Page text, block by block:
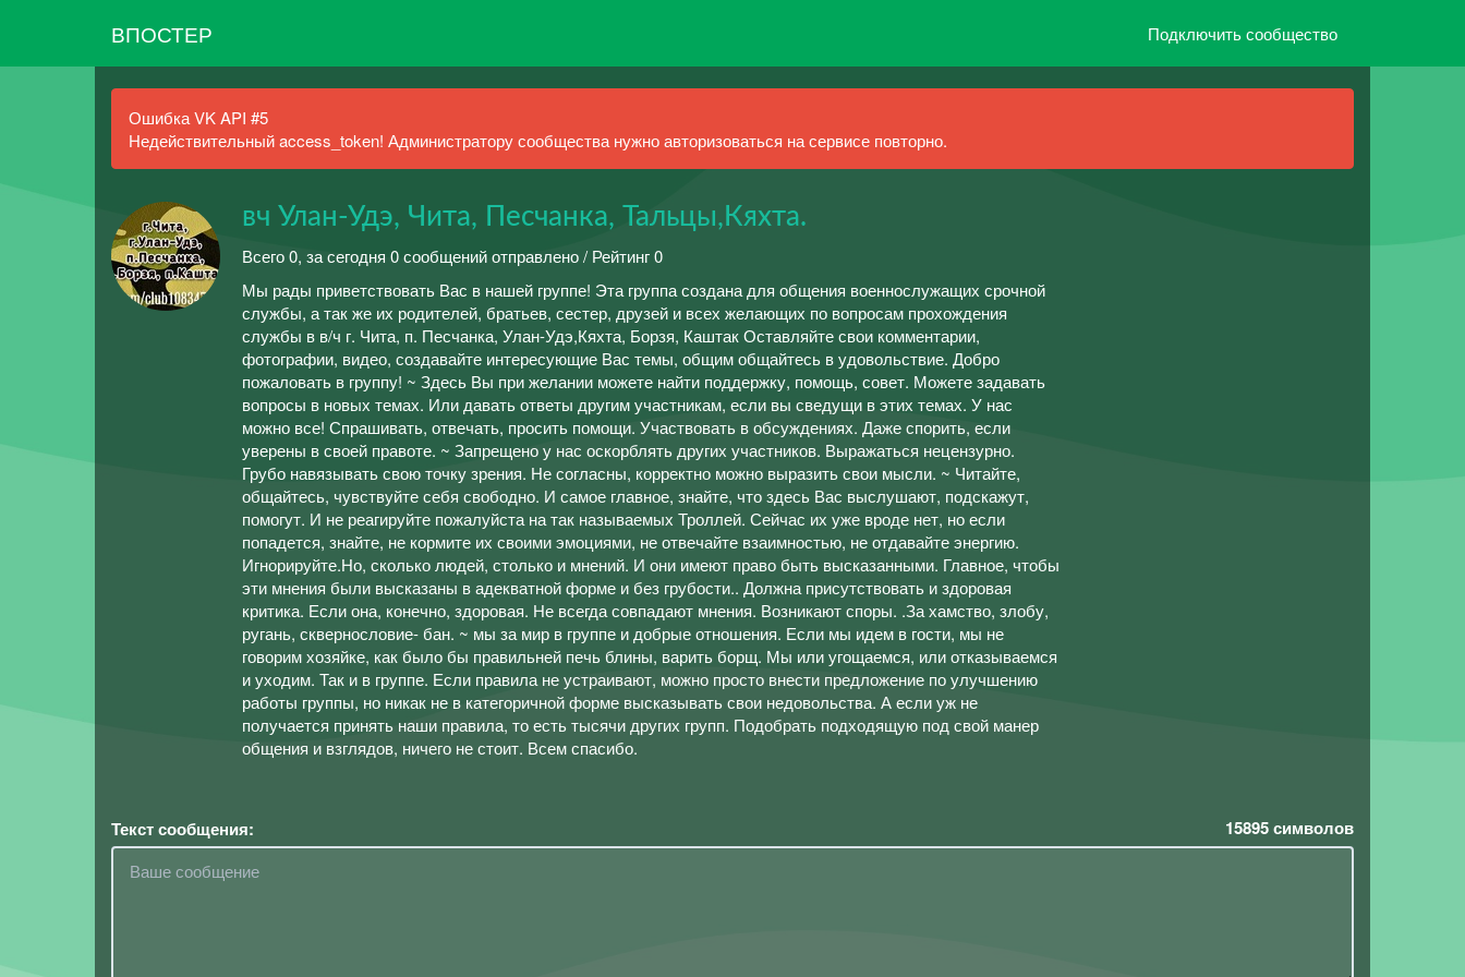
ВПОСТЕР Подключить сообщество
Ошибка VK API #5
Недействительный access_token! Администратору сообщества нужно авторизоваться на сервисе повторно.
вч Улан-Удэ, Чита, Песчанка, Тальцы,Кяхта.
Всего 0, за сегодня 0 сообщений отправлено / Рейтинг 0
Мы рады приветствовать Вас в нашей группе! Эта группа создана для общения военнослужащих срочной
службы, а так же их родителей, братьев, сестер, друзей и всех желающих по вопросам прохождения
службы в в/ч г. Чита, п. Песчанка, Улан-Удэ,Кяхта, Борзя, Каштак Оставляйте свои комментарии,
фотографии, видео, создавайте интересующие Вас темы, общим общайтесь в удовольствие. Добро
пожаловать в группу! ~ Здесь Вы при желании можете найти поддержку, помощь, совет. Можете задавать
вопросы в новых темах. Или давать ответы другим участникам, если вы сведущи в этих темах. У нас
можно все! Спрашивать, отвечать, просить помощи. Участвовать в обсуждениях. Даже спорить, если
уверены в своей правоте. ~ Запрещено у нас оскорблять других участников. Выражаться нецензурно.
Грубо навязывать свою точку зрения. Не согласны, корректно можно выразить свои мысли. ~ Читайте,
общайтесь, чувствуйте себя свободно. И самое главное, знайте, что здесь Вас выслушают, подскажут,
помогут. И не реагируйте пожалуйста на так называемых Троллей. Сейчас их уже вроде нет, но если
попадется, знайте, не кормите их своими эмоциями, не отвечайте взаимностью, не отдавайте энергию.
Игнорируйте.Но, сколько людей, столько и мнений. И они имеют право быть высказанными. Главное, чтобы
эти мнения были высказаны в адекватной форме и без грубости.. Должна присутствовать и здоровая
критика. Если она, конечно, здоровая. Не всегда совпадают мнения. Возникают споры. .За хамство, злобу,
ругань, сквернословие- бан. ~ мы за мир в группе и добрые отношения. Если мы идем в гости, мы не
говорим хозяйке, как было бы правильней печь блины, варить борщ. Мы или угощаемся, или отказываемся
и уходим. Так и в группе. Если правила не устраивают, можно просто внести предложение по улучшению
работы группы, но никак не в категоричной форме высказывать свои недовольства. А если уж не
получается принять наши правила, то есть тысячи других групп. Подобрать подходящую под свой манер
общения и взглядов, ничего не стоит. Всем спасибо.
Текст сообщения: 15895символов